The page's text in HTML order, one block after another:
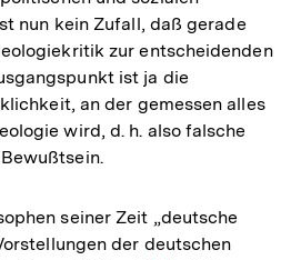
nun kein Zufall, daß gerade
zur entscheidenden
ist ja die
an der gemessen alles
wird, d. h. also falsche
seiner Zeit „deutsche
der deutschen